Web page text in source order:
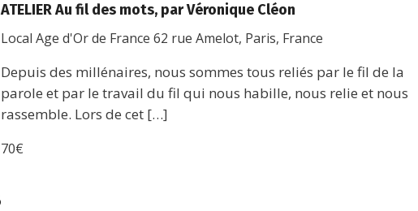
ATELIER Au fil des mots, par Véronique Cléon
Local Age d'Or de France62 rue Amelot, Paris, France
Depuis des millénaires, nous sommes tous reliés par le fil de la
parole et par le travail du fil qui nous habille, nous relie et nous
rassemble. Lors de cet […]
70€